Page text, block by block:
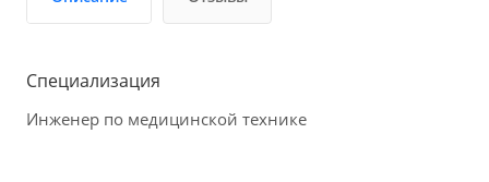
Специализация
Инженер по медицинской технике